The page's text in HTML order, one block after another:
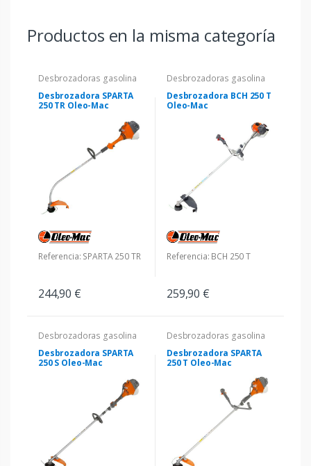
Productos en la misma categoría
Desbrozadoras gasolina
Desbrozadora SPARTA
250 TR Oleo-Mac
Referencia: SPARTA 250 TR
244,90 €
Desbrozadoras gasolina
Desbrozadora BCH 250 T
Oleo-Mac
Referencia: BCH 250 T
259,90 €
Desbrozadoras gasolina
Desbrozadora SPARTA
250 S Oleo-Mac
Desbrozadoras gasolina
Desbrozadora SPARTA
250 T Oleo-Mac